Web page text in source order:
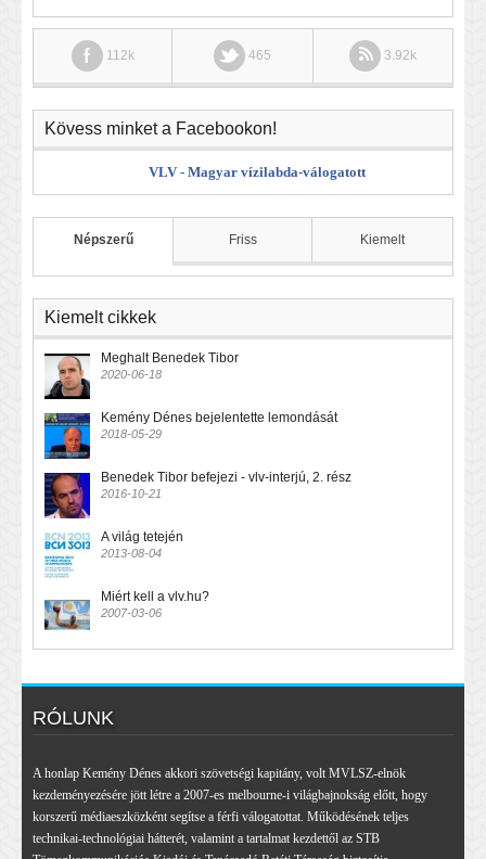
112k 465 3.92k
Kövess minket a Facebookon!
VLV - Magyar vízilabda-válogatott
Népszerű Friss Kiemelt
Kiemelt cikkek
Meghalt Benedek Tibor
2020-06-18
Kemény Dénes bejelentette lemondását
2018-05-29
Benedek Tibor befejezi - vlv-interjú, 2. rész
2016-10-21
A világ tetején
2013-08-04
Miért kell a vlv.hu?
2007-03-06
RÓLUNK
A honlap Kemény Dénes akkori szövetségi kapitány, volt MVLSZ-elnök
kezdeményezésére jött létre a 2007-es melbourne-i világbajnokság előtt, hogy
korszerű médiaeszközként segítse a férfi válogatottat. Működésének teljes
technikai-technológiai hátterét, valamint a tartalmat kezdettől az STB